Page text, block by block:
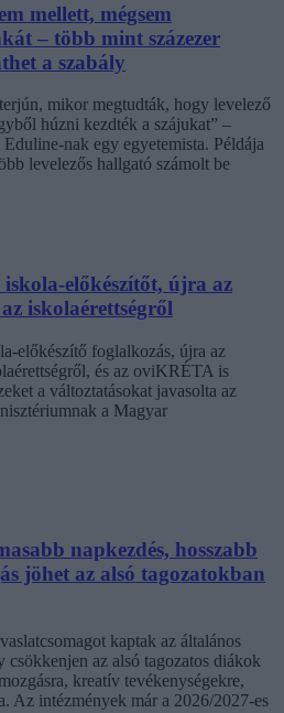
mellett, mégsem
– több mint százezer
a szabály
mikor megtudták, hogy levelező
húzni kezdték a szájukat” –
nak egy egyetemista. Példája
levelezős hallgató számolt be
előkészítőt, újra az
iskolaérettségről
előkészítő foglalkozás, újra az
és az oviKRÉTA is
a változtatásokat javasolta az
a Magyar
napkezdés, hosszabb
jöhet az alsó tagozatokban
kaptak az általános
az alsó tagozatos diákok
kreatív tevékenységekre,
Az intézmények már a 2026/2027-es